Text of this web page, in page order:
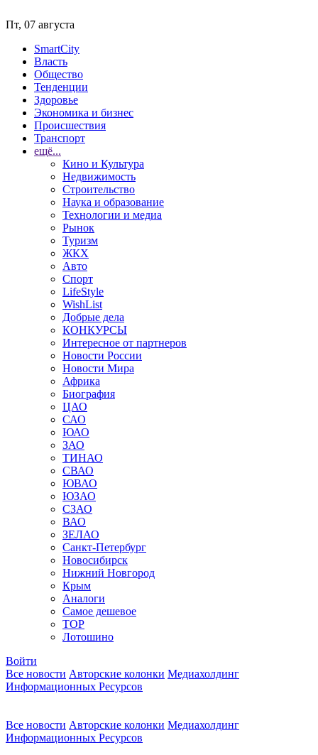
Пт, 07 августа
SmartCity
Власть
Общество
Тенденции
Здоровье
Экономика и бизнес
Происшествия
Транспорт
ещё...
Кино и Культура
Недвижимость
Строительство
Наука и образование
Технологии и медиа
Рынок
Туризм
ЖКХ
Авто
Спорт
LifeStyle
WishList
Добрые дела
КОНКУРСЫ
Интересное от партнеров
Новости России
Новости Мира
Африка
Биография
ЦАО
САО
ЮАО
ЗАО
ТИНАО
СВАО
ЮВАО
ЮЗАО
СЗАО
ВАО
ЗЕЛАО
Санкт-Петербург
Новосибирск
Нижний Новгород
Крым
Аналоги
Самое дешевое
TOP
Лотошино
Войти
Все новости Авторские колонки Медиахолдинг
Информационных Ресурсов
Все новости Авторские колонки Медиахолдинг
Информационных Ресурсов